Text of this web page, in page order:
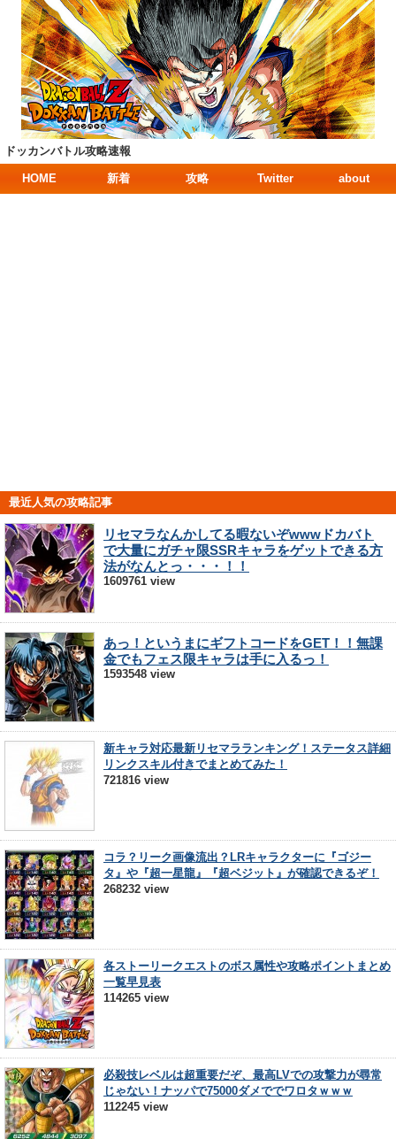
ドッカンバトル攻略速報
HOME 新着 攻略 Twitter about
最近人気の攻略記事
リセマラなんかしてる暇ないぞwwwドカバト
で大量にガチャ限SSRキャラをゲットできる方
法がなんとっ・・・！！
1609761 view
あっ！というまにギフトコードをGET！！無課
金でもフェス限キャラは手に入るっ！
1593548 view
新キャラ対応最新リセマラランキング！ステータス詳細
リンクスキル付きでまとめてみた！
721816 view
コラ？リーク画像流出？LRキャラクターに『ゴジー
タ』や『超一星龍』『超ベジット』が確認できるぞ！
268232 view
各ストーリークエストのボス属性や攻略ポイントまとめ
一覧早見表
114265 view
必殺技レベルは超重要だぞ、最高LVでの攻撃力が尋常
じゃない！ナッパで75000ダメででワロタｗｗｗ
112245 view